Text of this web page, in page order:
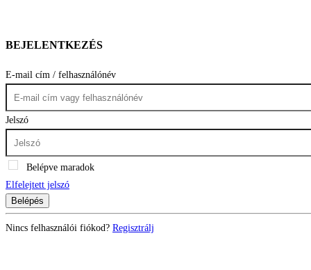
BEJELENTKEZÉS
E-mail cím / felhasználónév
Jelszó
Belépve maradok
Elfelejtett jelszó
Belépés
Nincs felhasználói fiókod? Regisztrálj